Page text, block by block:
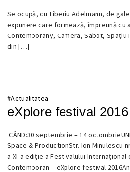
1
AUGUST
2017
Se ocupă, cu Tiberiu Adelmann, de
expunere care formează, împreună cu
Contemporany, Camera, Sabot,
din […]
#Actualitatea
eXplore festival 2016
29
SEPTEMBRIE
2016
CÂND:30 septembrie – 14
Space & ProductionStr. Ion Minulescu
a XI-a ediție a Festivalului Internațional
Contemporan – eXplore festival